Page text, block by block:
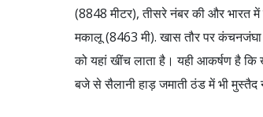
(8848 मीटर), तीसरे नंबर की और भारत
मकालू (8463 मी). खास तौर पर कंचनजंघा
को यहां खींच लाता है। यही आकर्षण है
बजे से सैलानी हाड़ जमाती ठंड में भी